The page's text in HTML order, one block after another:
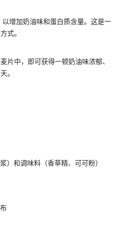
增加奶油味和蛋白质含量。这是一
式。
片中，即可获得一顿奶油味浓郁、
。
）和调味料（香草精、可可粉）